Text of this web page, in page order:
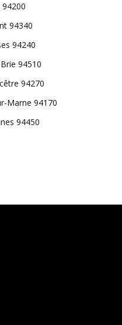
94340
94240
94510
94270
Marne 94170
94450